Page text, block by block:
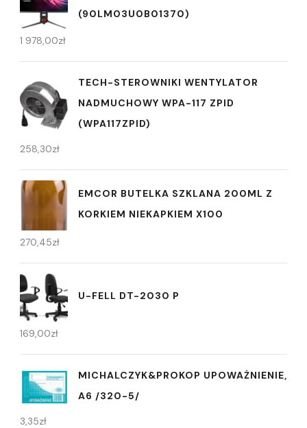
(90LM03U0B01370)
1 978,00zł
TECH-STEROWNIKI WENTYLATOR
NADMUCHOWY WPA-117 ZPID
(WPA117ZPID)
258,30zł
EMCOR BUTELKA SZKLANA 200ML Z
KORKIEM NIEKAPKIEM X100
270,45zł
U-FELL DT-2030 P
169,00zł
MICHALCZYK&PROKOP UPOWAŻNIENIE,
A6 /320-5/
3,35zł